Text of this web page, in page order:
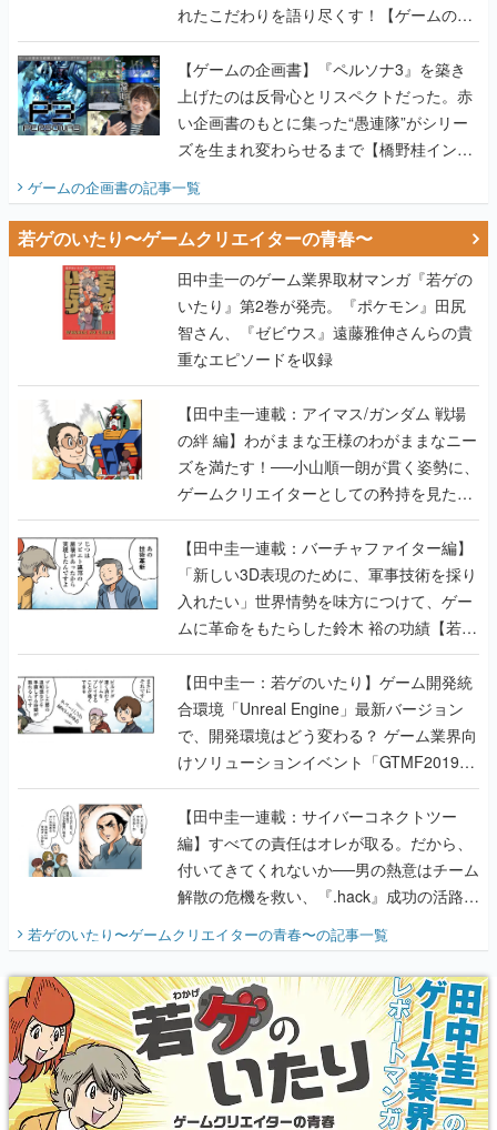
れたこだわりを語り尽くす！【ゲームの企
画書】
【ゲームの企画書】『ペルソナ3』を築き
上げたのは反骨心とリスペクトだった。赤
い企画書のもとに集った“愚連隊”がシリー
ズを生まれ変わらせるまで【橋野桂インタ
ゲームの企画書の記事一覧
若ゲのいたり〜ゲームクリエイターの青春〜
田中圭一のゲーム業界取材マンガ『若ゲの
いたり』第2巻が発売。『ポケモン』田尻
智さん、『ゼビウス』遠藤雅伸さんらの貴
重なエピソードを収録
【田中圭一連載：アイマス/ガンダム 戦場
の絆 編】わがままな王様のわがままなニー
ズを満たす！──小山順一朗が貫く姿勢に、
ゲームクリエイターとしての矜持を見た
【若ゲのいたり最終回】
【田中圭一連載：バーチャファイター編】
「新しい3D表現のために、軍事技術を採り
入れたい」世界情勢を味方につけて、ゲー
ムに革命をもたらした鈴木 裕の功績【若ゲ
のいたり】
【田中圭一：若ゲのいたり】ゲーム開発統
合環境「Unreal Engine」最新バージョン
で、開発環境はどう変わる？ ゲーム業界向
けソリューションイベント「GTMF2019」
に行って、より理解を深めよう【PR】
【田中圭一連載：サイバーコネクトツー
編】すべての責任はオレが取る。だから、
付いてきてくれないか──男の熱意はチーム
解散の危機を救い、『.hack』成功の活路を
『少年ジャンプ』色だった【若ゲのいた
り】
若ゲのいたり〜ゲームクリエイターの青春〜の記事一覧